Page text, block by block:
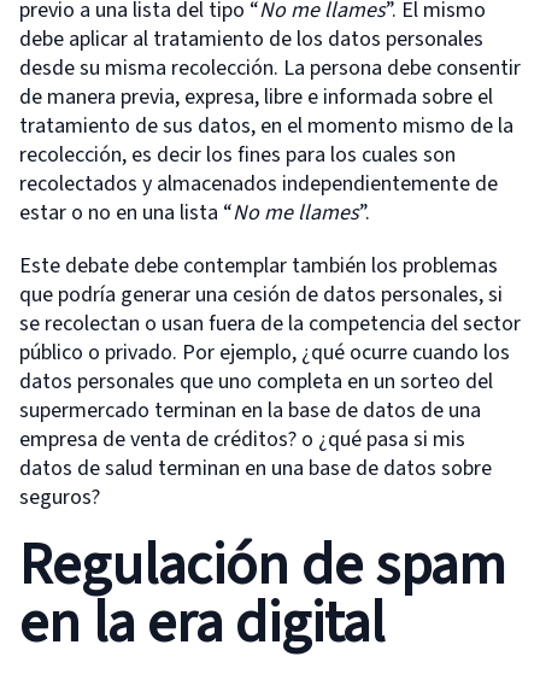
previo a una lista del tipo “No me llames”. El mismo
debe aplicar al tratamiento de los datos personales
desde su misma recolección. La persona debe consentir
de manera previa, expresa, libre e informada sobre el
tratamiento de sus datos, en el momento mismo de la
recolección, es decir los fines para los cuales son
recolectados y almacenados independientemente de
estar o no en una lista “No me llames”.
Este debate debe contemplar también los problemas
que podría generar una cesión de datos personales, si
se recolectan o usan fuera de la competencia del sector
público o privado. Por ejemplo, ¿qué ocurre cuando los
datos personales que uno completa en un sorteo del
supermercado terminan en la base de datos de una
empresa de venta de créditos? o ¿qué pasa si mis
datos de salud terminan en una base de datos sobre
seguros?
Regulación de spam
en la era digital